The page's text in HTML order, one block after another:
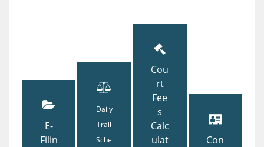
E-
Filin
Daily
Trail
Sche
Cou
rt
Fee
s
Calc
ulat
Con